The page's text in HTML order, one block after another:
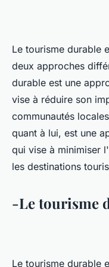
Le tourisme durable
deux approches
durable est une
vise à réduire son
communautés
quant à lui, est une
qui vise à minimiser
les destinations
-Le tourisme
Le tourisme durable